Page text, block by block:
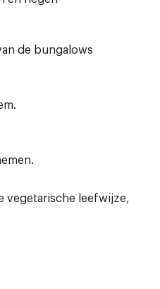
de bungalows
vegetarische leefwijze,